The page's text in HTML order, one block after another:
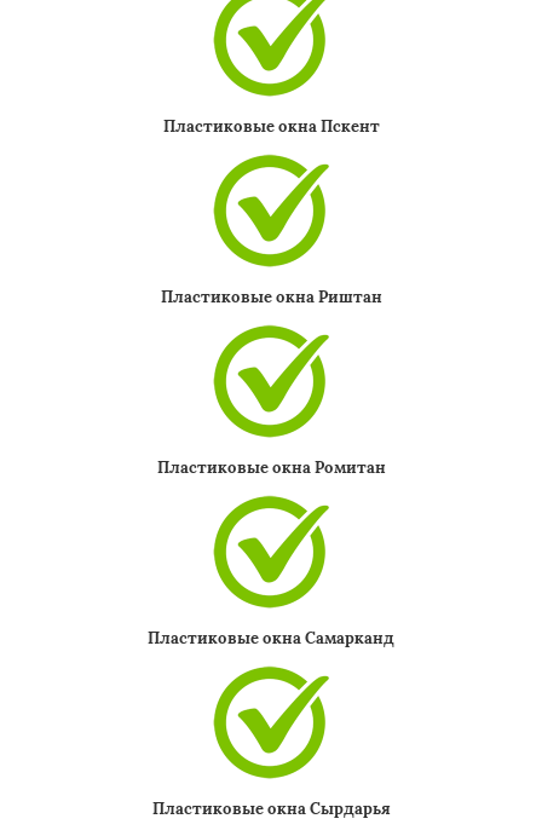
Пластиковые окна Пскент
Пластиковые окна Риштан
Пластиковые окна Ромитан
Пластиковые окна Самарканд
Пластиковые окна Сырдарья